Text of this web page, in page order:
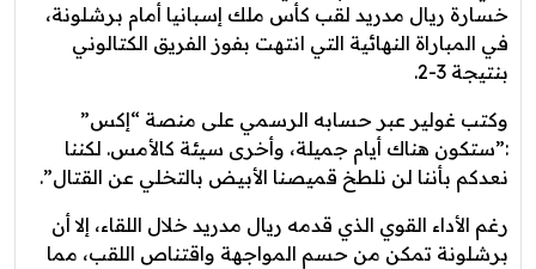
خسارة ريال مدريد لقب كأس ملك إسبانيا أمام برشلونة،
في المباراة النهائية التي انتهت بفوز الفريق الكتالوني
بنتيجة 3-2.
وكتب غولير عبر حسابه الرسمي على منصة “إكس”
:”ستكون هناك أيام جميلة، وأخرى سيئة كالأمس. لكننا
نعدكم بأننا لن نلطخ قميصنا الأبيض بالتخلي عن القتال”.
رغم الأداء القوي الذي قدمه ريال مدريد خلال اللقاء، إلا أن
برشلونة تمكن من حسم المواجهة واقتناص اللقب، مما